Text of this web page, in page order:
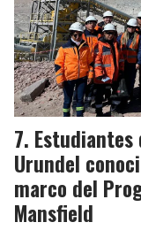
Urundel
marco del
Mansfield